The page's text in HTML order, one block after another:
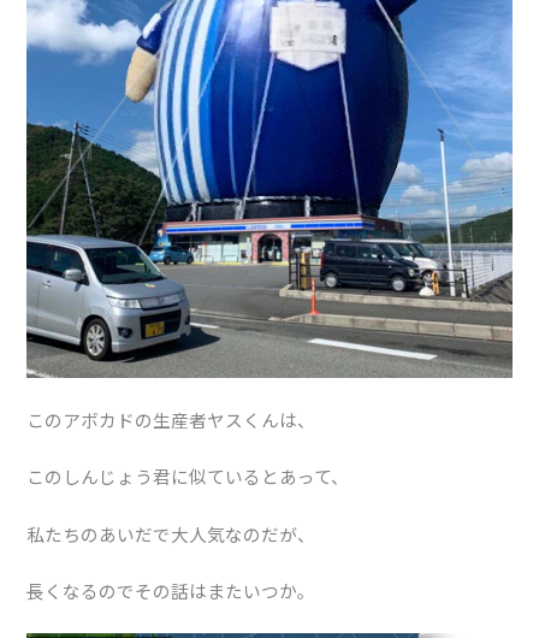
このアボカドの生産者ヤスくんは、
このしんじょう君に似ているとあって、
私たちのあいだで大人気なのだが、
長くなるのでその話はまたいつか。